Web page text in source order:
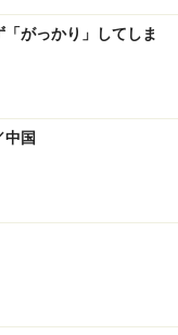
がっかり」してしま
中国